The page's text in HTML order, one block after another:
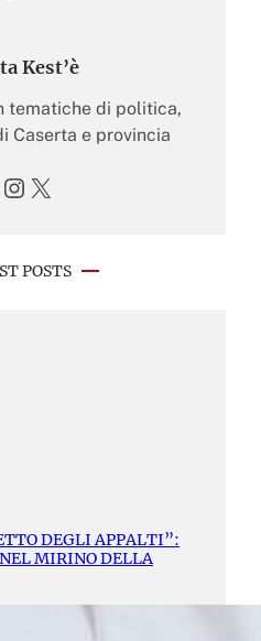
Kest’è
tematiche di politica,
Caserta e provincia
Instagram X
POSTS
DEGLI APPALTI”:
MIRINO DELLA